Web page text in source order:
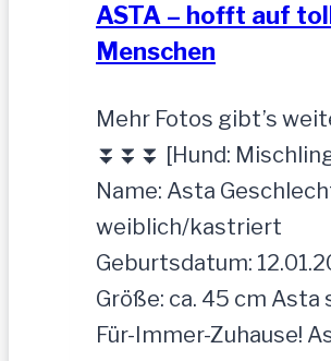
ASTA – hofft auf
Menschen
Mehr Fotos gibt’s
⏬⏬⏬ [Hund:
Name: Asta
weiblich/kastriert
Geburtsdatum:
Größe: ca. 45 cm Asta
Für-Immer-Zuhause!